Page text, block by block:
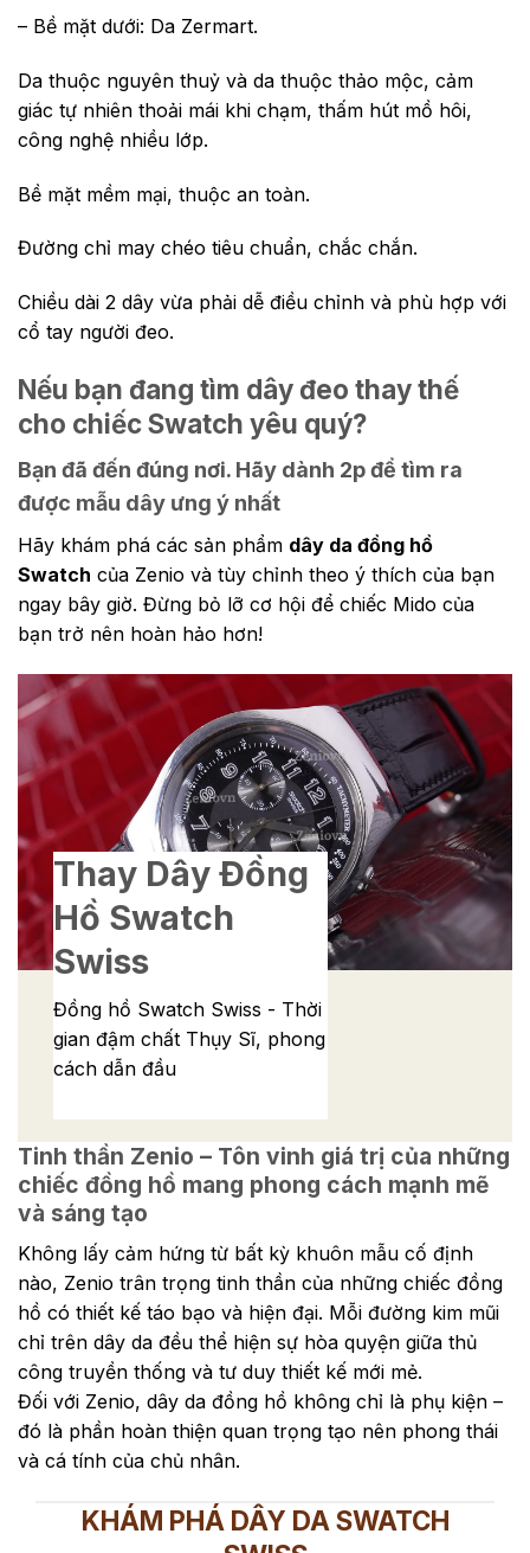
– Bề mặt dưới: Da Zermart.
Da thuộc nguyên thuỷ và da thuộc thảo mộc, cảm
giác tự nhiên thoải mái khi chạm, thấm hút mồ hôi,
công nghệ nhiều lớp.
Bề mặt mềm mại, thuộc an toàn.
Đường chỉ may chéo tiêu chuẩn, chắc chắn.
Chiều dài 2 dây vừa phải dễ điều chỉnh và phù hợp với
cổ tay người đeo.
Nếu bạn đang tìm dây đeo thay thế
cho chiếc Swatch yêu quý?
Bạn đã đến đúng nơi. Hãy dành 2p để tìm ra
được mẫu dây ưng ý nhất
Hãy khám phá các sản phẩm dây da đồng hồ
Swatch của Zenio và tùy chỉnh theo ý thích của bạn
ngay bây giờ. Đừng bỏ lỡ cơ hội để chiếc Mido của
bạn trở nên hoàn hảo hơn!
Thay Dây Đồng
Hồ Swatch
Swiss
Đồng hồ Swatch Swiss - Thời
gian đậm chất Thụy Sĩ, phong
cách dẫn đầu
Tinh thần Zenio – Tôn vinh giá trị của những
chiếc đồng hồ mang phong cách mạnh mẽ
và sáng tạo
Không lấy cảm hứng từ bất kỳ khuôn mẫu cố định
nào, Zenio trân trọng tinh thần của những chiếc đồng
hồ có thiết kế táo bạo và hiện đại. Mỗi đường kim mũi
chỉ trên dây da đều thể hiện sự hòa quyện giữa thủ
công truyền thống và tư duy thiết kế mới mẻ.
Đối với Zenio, dây da đồng hồ không chỉ là phụ kiện –
đó là phần hoàn thiện quan trọng tạo nên phong thái
và cá tính của chủ nhân.
KHÁM PHÁ DÂY DA SWATCH